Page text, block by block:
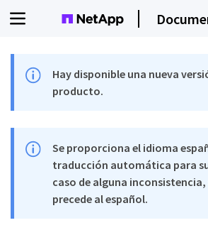
Hay disponible una nueva
producto.
Se proporciona el idioma
traducción automática para
caso de alguna inconsistencia,
precede al español.